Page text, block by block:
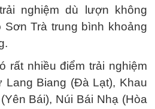
nghiệm dù lượn không
Trà trung bình khoảng
rất nhiều điểm trải nghiệm
Biang (Đà Lạt), Khau
Bái), Núi Bái Nhạ (Hòa